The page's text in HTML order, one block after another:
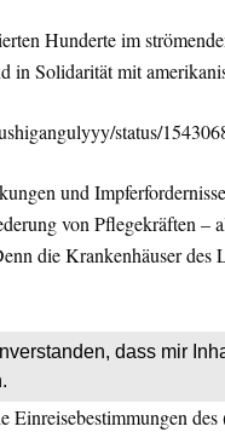
Hunderte im
in Solidarität mit
status/
und
von Pflegekräften –
die Krankenhäuser des
dass mir
Einreisebestimmungen des